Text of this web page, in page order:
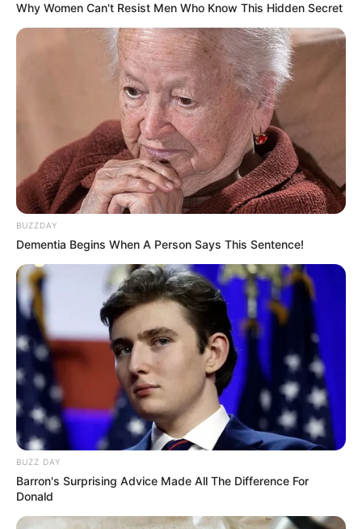
Why Women Can't Resist Men Who Know This Hidden Secret
BUZZDAY
Dementia Begins When A Person Says This Sentence!
BUZZ DAY
Barron's Surprising Advice Made All The Difference For
Donald